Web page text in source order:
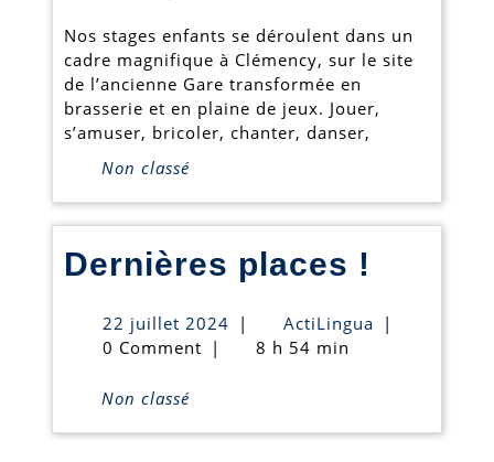
STAGES
ENFANTS
à
CLEMENCY
Nos stages enfants se déroulent dans un
cadre magnifique à Clémency, sur le site
de l’ancienne Gare transformée en
brasserie et en plaine de jeux. Jouer,
s’amuser, bricoler, chanter, danser,
Non classé
Dernières places !
!
22 juillet 202422
juillet
| ActiLinguaActiLingua
|
0 Comment | 8 h 54 min
Non classé